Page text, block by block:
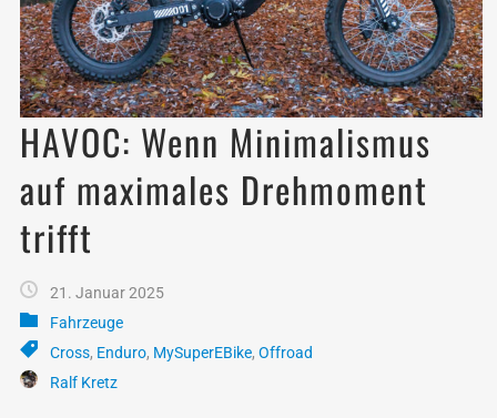
HAVOC: Wenn Minimalismus
auf maximales Drehmoment
trifft
21. Januar 2025
Fahrzeuge
Cross, Enduro, MySuperEBike, Offroad
Ralf Kretz